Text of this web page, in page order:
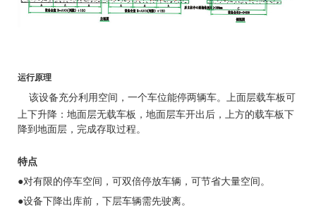
运行原理
该设备充分利用空间，一个车位能停两辆车。上面层载车板可
上下升降：地面层无载车板，地面层车开出后，上方的载车板下
降到地面层，完成存取过程。
特点
●对有限的停车空间，可双倍停放车辆，可节省大量空间。
●设备下降出库前，下层车辆需先驶离。